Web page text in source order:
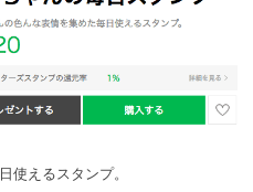
使えるスタンプ。